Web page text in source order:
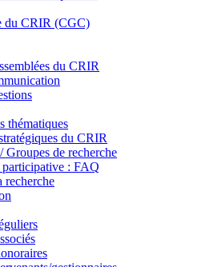
du CRIR (CGC)
du CRIR
thématiques
du CRIR
Groupes de recherche
participative : FAQ
recherche